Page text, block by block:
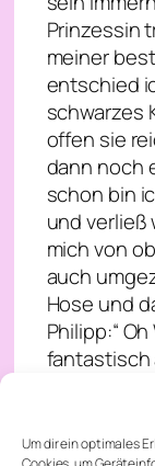
Um dir ein optimales
Prinzessin
meiner
entschied
schwarzes
offen sie
dann noch
schon bin
und verließ
mich von
auch
Hose und
Philipp:“
fantastisch
bist immer
verlegen